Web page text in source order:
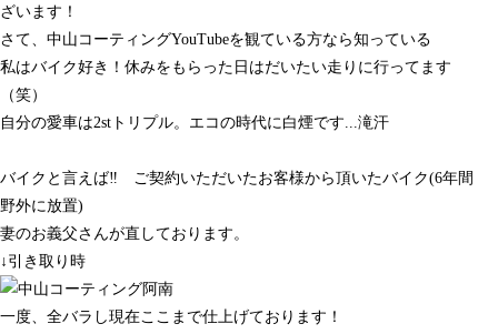
ざいます！
さて、中山コーティングYouTubeを観ている方なら知っている
私はバイク好き！休みをもらった日はだいたい走りに行ってます
（笑）
自分の愛車は2stトリプル。エコの時代に白煙です...滝汗
バイクと言えば‼ ご契約いただいたお客様から頂いたバイク(6年間
野外に放置)
妻のお義父さんが直しております。
↓引き取り時
一度、全バラし現在ここまで仕上げております！